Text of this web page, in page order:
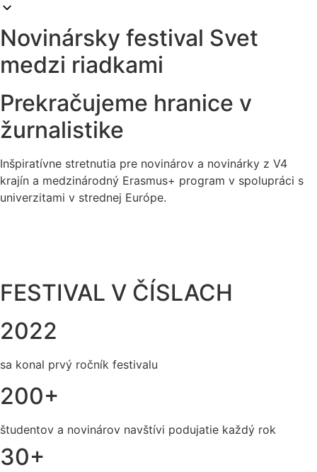
Novinársky festival Svet
medzi riadkami
Prekračujeme hranice v
žurnalistike
Inšpiratívne stretnutia pre novinárov a novinárky z V4
krajín a medzinárodný Erasmus+ program v spolupráci s
univerzitami v strednej Európe.
FESTIVAL V ČÍSLACH
2022
sa konal prvý ročník festivalu
200+
študentov a novinárov navštívi podujatie každý rok
30+